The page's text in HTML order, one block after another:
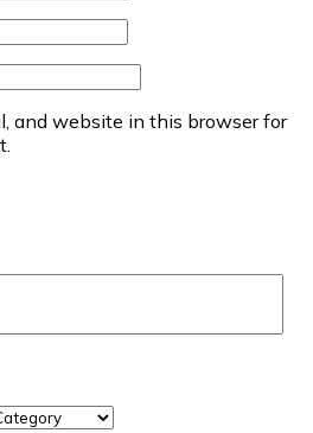
and website in this browser for